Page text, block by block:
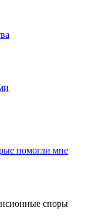
помогли мне
споры